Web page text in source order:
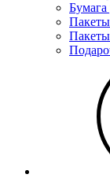
Бумага
Пакеты